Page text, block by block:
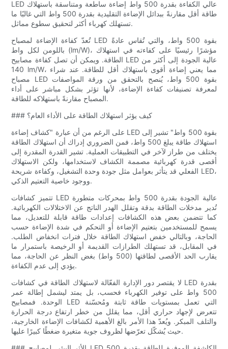
LED عالي الكفاءة بقدرة 500 واط إضاءة ساطعة ومتناسقة باستهلاك
طاقة أقل مقارنةً ببدائل الإضاءة التقليدية بقدرة 500 واط التي غالبًا ما
تستهلك كهرباء أكثر لتحقيق سطوع مماثل.
تُعدّ كفاءة الإضاءة لمصباح LED بقوة 500 واط، والتي تُقاس عادةً
باللومن لكل واط (lm/W)، مؤشرًا رئيسيًا على كفاءته في استهلاك
الطاقة. ويمكن أن تصل كفاءة مصابيح LED عالية الجودة إلى أكثر من
140 lm/W، مما يعني إضاءة أقوى باستهلاك أقل للطاقة. عند شراء
مصباح LED بقوة 500 واط، يُنصح بالتحقق من ورقة المواصفات
لمعرفة تصنيفات كفاءة الإضاءة، لأنها تؤثر بشكل مباشر على أداء
المصباح مقارنةً باستهلاكه للطاقة.
### كيف يؤثر استهلاك الطاقة على الأداء العام؟
على الرغم من أن عبارة "كشاف إضاءة LED بقوة 500 واط" تشير إلى
استهلاك طاقة يبلغ 500 واط، فمن الضروري إدراك أن استهلاك الطاقة
يختلف من طراز لآخر في التطبيقات العملية. تشير القدرة المقدرة إلى
أقصى قدرة كهربائية مصممة الكشاف لاستخدامها، ولكن الاستهلاك
الفعلي قد يتأثر بعوامل مثل جودة وحدة التشغيل، وكفاءة شريحة LED،
ووجود خاصية التعتيم الذكي.
تتميز كشافات LED عالية الجودة بقدرة 500 واط بمحركات متطورة
تُدير مدخلات الطاقة بدقة وتقلل الهدر الناتج عن الاختلالات الكهربائية.
كما تتضمن بعض هذه الكشافات إعدادات طاقة قابلة للتعديل، مما
يسمح للمستخدمين بتعتيم الإضاءة أو التحكم في شدة الإضاءة حسب
الحاجة، وبالتالي خفض استهلاك الطاقة خلال فترات انخفاض الطلب.
في المقابل، قد تستهلك الطرازات القديمة أو الرخيصة باستمرار ما
يقارب الحد الأقصى لطاقتها (500 واط) بغض النظر عن الحاجة، مما
يؤدي إلى عدم الكفاءة.
لا يقتصر دور الإدارة الفعّالة لاستهلاك الطاقة في كشافات LED بقدرة
500 واط على توفير الكهرباء فحسب، بل يمتد ليشمل إطالة عمر
الوحدة. فمصابيح LED التي تعمل بمستويات طاقة ثابتة ومُحسّنة
تتعرض لإجهاد حراري أقل، مما يقلل من خطر ارتفاع درجة الحرارة
والتلف المبكر. ويُعدّ هذا الأمر بالغ الأهمية لكشافات الإضاءة الخارجية،
حيث يُشكّل تعرّضها لظروف جوية متغيرة ضغطًا كبيرًا عليها.